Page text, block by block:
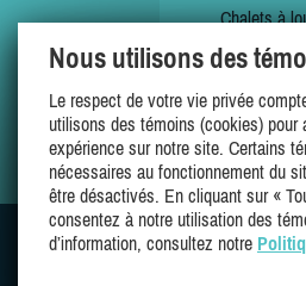
Chalets à
Chalets à
Offres
Mes
SUIVEZ-NOUS
Nous utilisons des
Le respect de votre vie privée
utilisons des témoins (cookies) pour
expérience sur notre site. Certains
nécessaires au fonctionnement du
être désactivés. En cliquant sur «
consentez à notre utilisation des
d’information, consultez notre